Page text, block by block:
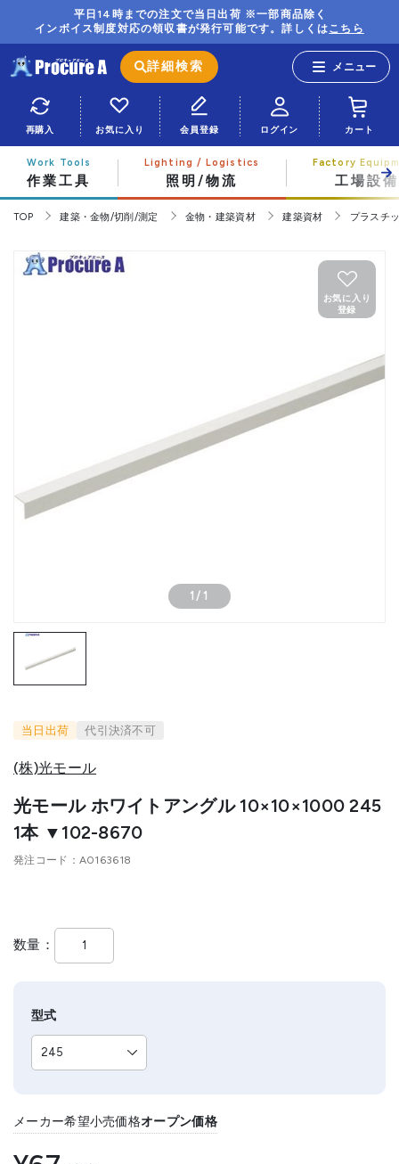
平日14時までの注文で当日出荷 ※一部商品除く
インボイス制度対応の領収書が発行可能です。詳しくはこちら
詳細検索
再購入 お気に入り 会員登録 ログイン カート
作業工具 照明/物流 工場設備
TOP 建築・金物/切削/測定 金物・建築資材 建築資材 プラスチ
1 / 1
お気に入り
登録
当日出荷 代引決済不可
(株)光モール
光モール ホワイトアングル 10×10×1000 245
1本 ▼102-8670
発注コード A0163618
数量
型式
メーカー希望小売価格オープン価格